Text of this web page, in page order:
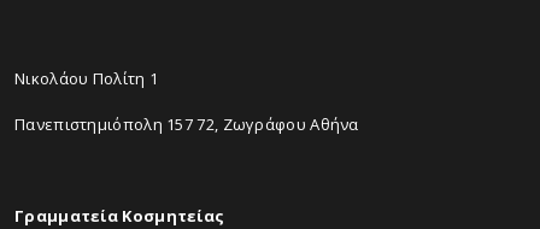
Νικολάου Πολίτη 1
Πανεπιστημιόπολη 157 72, Ζωγράφου Αθήνα
Γραμματεία Κοσμητείας